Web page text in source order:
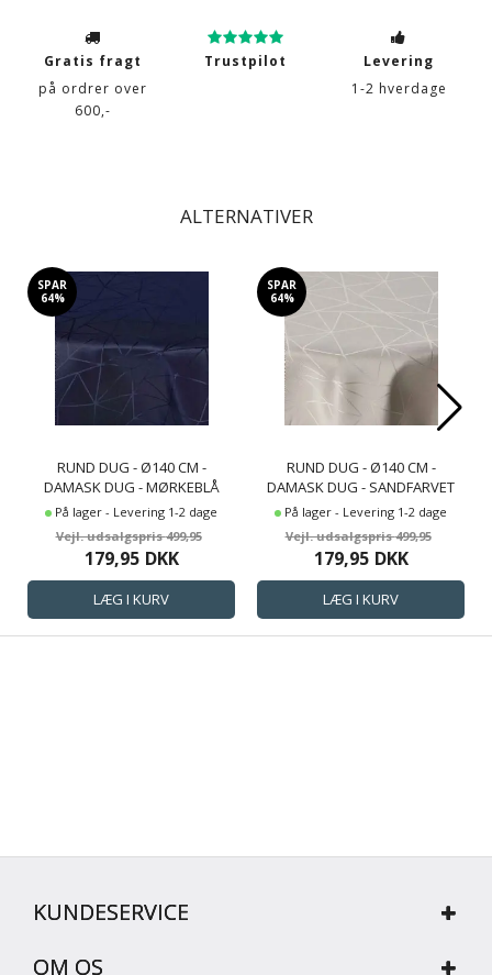
Gratis fragt
på ordrer over
600,-
Trustpilot
Levering
1-2 hverdage
ALTERNATIVER
SPAR
64%
RUND DUG - Ø140 CM -
DAMASK DUG - MØRKEBLÅ
TEKSTILDUG - JACQUARDVÆVET
DUG MED GEOMETRISK
MØNSTER - DUG TIL RUNDT
BORD
På lager - Levering 1-2 dage
499,95
179,95 DKK
SPAR
64%
RUND DUG - Ø140 CM -
DAMASK DUG - SANDFARVET
TEKSTILDUG - JACQUARDVÆVET
DUG MED GEOMETRISK
MØNSTER - DUG TIL RUNDT
BORD
På lager - Levering 1-2 dage
499,95
179,95 DKK
KUNDESERVICE
OM OS